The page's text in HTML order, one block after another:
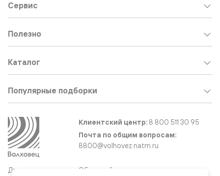
Двери
Сервис
Полезно
Каталог
Популярные подборки
Клиентский центр: 8 800 511 30 95
Почта по общим вопросам:
8800@volhovez.natm.ru
Обратный звонок